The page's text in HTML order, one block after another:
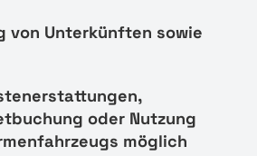
von Unterkünften sowie
oder Nutzung
möglich